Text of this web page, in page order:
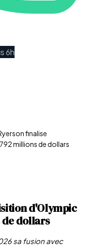
6h
finalise
millions de dollars
d'Olympic
de dollars
sa fusion avec